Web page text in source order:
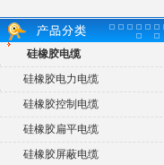
硅橡胶电缆
硅橡胶电力电缆
硅橡胶控制电缆
硅橡胶扁平电缆
硅橡胶屏蔽电缆